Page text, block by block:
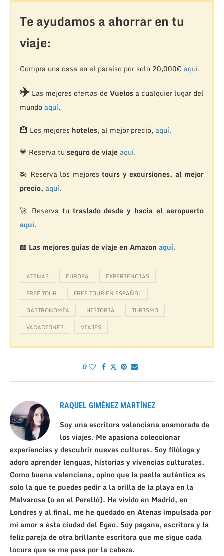
Te ayudamos a ahorrar en tu
viaje:
Compra una casa en el paraíso por solo 20,000€ aquí.
✈️Las mejores ofertas de Vuelosa cualquier lugar del
mundo aquí.
🏨 Los mejores hoteles, al mejor precio, aquí.
💗 Reserva tu seguro de viaje aquí.
🚁 Reserva los mejorestours y excursiones, al mejor
precio, aquí.
🚀 Reserva tu traslado desde y hacia el aeropuerto
aquí.
📖 Las mejores guías de viaje en Amazon aquí.
ATENAS EUROPA
EXPERIENCIAS
FREE TOUR
FREE TOUR EN ESPAÑOL
GASTRONOMÍA
HISTORIA
TURISMO
VACACIONES
VIAJES
0
RAQUEL GIMÉNEZ MARTÍNEZ
Soy una escritora valenciana enamorada de
los viajes. Me apasiona coleccionar
experiencias y descubrir nuevas culturas. Soy filóloga y
adoro aprender lenguas, historias y vivencias culturales.
Como buena valenciana, opino que la paella auténtica es
solo la que te puedes pedir a la orilla de la playa en la
Malvarosa (o en el Perelló). He vivido en Madrid, en
Londres y al final, me he quedado en Atenas impulsada por
mi amor a ésta ciudad del Egeo. Soy pagana, escritora y la
feliz pareja de otra brillante escritora que me sigue cada
locura que se me pasa por la cabeza.